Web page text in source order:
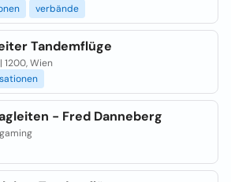
verbände
Tandemflüge
Wien
- Fred Danneberg